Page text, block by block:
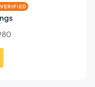
VERIFIED